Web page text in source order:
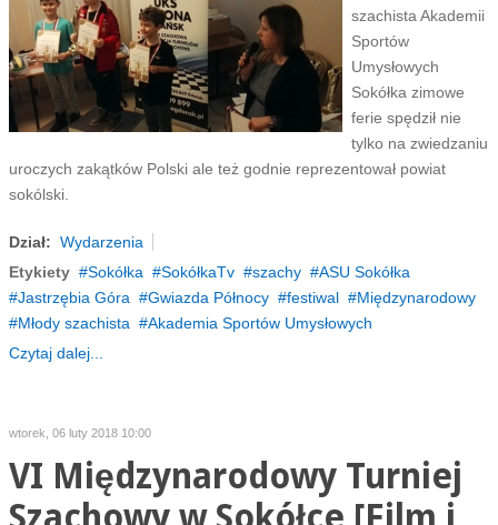
szachista Akademii
Sportów
Umysłowych
Sokółka zimowe
ferie spędził nie
tylko na zwiedzaniu
uroczych zakątków Polski ale też godnie reprezentował powiat
sokólski.
Dział: Wydarzenia
Etykiety
Sokółka SokółkaTv szachy
ASU Sokółka
Jastrzębia Góra
Gwiazda Północy festiwal
Międzynarodowy
Młody szachista
Akademia Sportów Umysłowych
Czytaj dalej...
wtorek, 06 luty 2018 10:00
VI Międzynarodowy Turniej